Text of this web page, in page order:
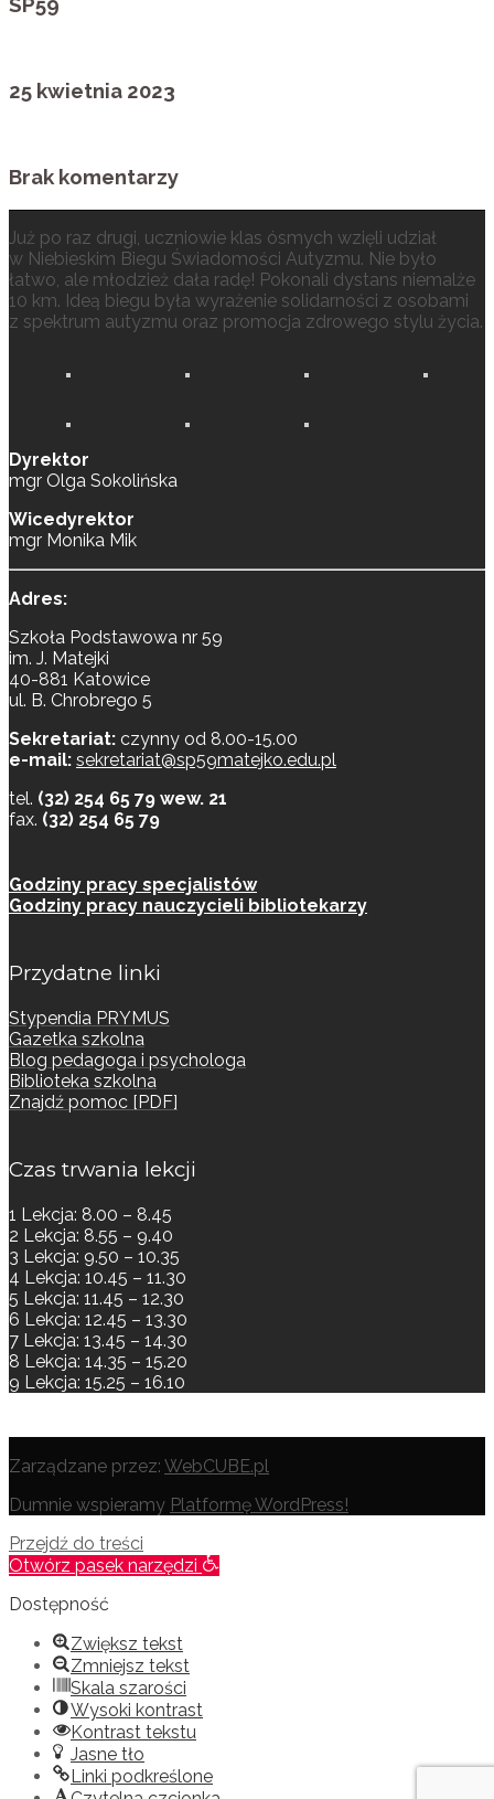
25 kwietnia 2023
Brak komentarzy
Już po raz drugi, uczniowie klas ósmych wzięli udział
w Niebieskim Biegu Świadomości Autyzmu. Nie było
łatwo, ale młodzież dała radę! Pokonali dystans niemalże
10 km. Ideą biegu była wyrażenie solidarności z osobami
z spektrum autyzmu oraz promocja zdrowego stylu życia.
Dyrektor
mgr Olga Sokolińska
Wicedyrektor
mgr Monika Mik
Adres:
Szkoła Podstawowa nr 59
im. J. Matejki
40-881 Katowice
ul. B. Chrobrego 5
Sekretariat: czynny od 8.00-15.00
e-mail: sekretariat@sp59matejko.edu.pl
tel. (32) 254 65 79 wew. 21
fax. (32) 254 65 79
Godziny pracy specjalistów
Godziny pracy nauczycieli bibliotekarzy
Przydatne linki
Stypendia PRYMUS
Gazetka szkolna
Blog pedagoga i psychologa
Biblioteka szkolna
Znajdź pomoc [PDF]
Czas trwania lekcji
1 Lekcja: 8.00 – 8.45
2 Lekcja: 8.55 – 9.40
3 Lekcja: 9.50 – 10.35
4 Lekcja: 10.45 – 11.30
5 Lekcja: 11.45 – 12.30
6 Lekcja: 12.45 – 13.30
7 Lekcja: 13.45 – 14.30
8 Lekcja: 14.35 – 15.20
9 Lekcja: 15.25 – 16.10
Zarządzane przez: WebCUBE.pl
Dumnie wspieramy Platformę WordPress!
Przejdź do treści
Otwórz pasek narzędzi
Dostępność
Zwiększ tekst
Zmniejsz tekst
Skala szarości
Wysoki kontrast
Kontrast tekstu
Jasne tło
Linki podkreślone